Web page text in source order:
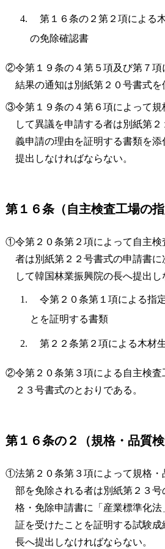
第１６条の２第２項による
の免除確認書
②令第１９条の４第５項及び第７項
結果の通知は別紙第２０号書式を
③令第１９条の４第６項によって規
して異議を申請する者は別紙第
義申請の理由を証明する書類を
提出しなければならない。
第１６条（自主検査工場の指
①令第２０条第２項によって自主検
者は別紙第２２号書式の申請書
して韓国林業振興院の長へ提出し
令第２０条第１項による指
とを証明する書類
第２２条第２項による木材
②令第２０条第３項による自主検査
２３号書式のとおりである。
第１６条の２（規格・品質検
①法第２０条第３項によって規格・
部を免除される者は別紙第２３
格・免除申請書に「産業標準化
証を受けたことを証明する試験
長へ提出しなければならない。